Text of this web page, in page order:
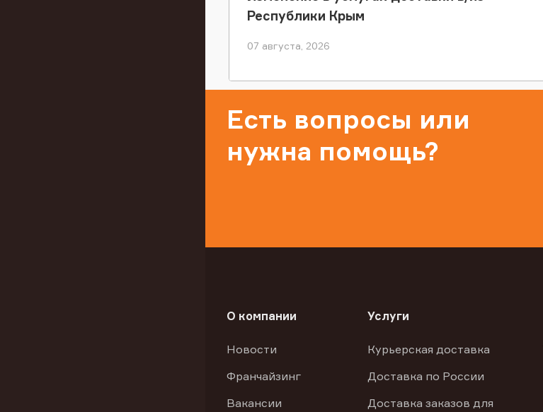
Республики Крым
07 августа, 2026
Есть вопросы или
нужна помощь?
О компании
Новости
Франчайзинг
Вакансии
Услуги
Курьерская доставка
Доставка по России
Доставка заказов для